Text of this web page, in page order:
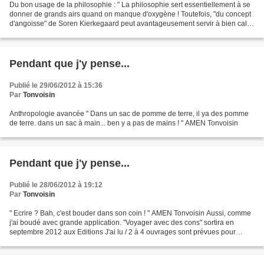
Du bon usage de la philosophie : " La philosophie sert essentiellement à se
donner de grands airs quand on manque d'oxygène ! Toutefois, "du concept
d'angoisse" de Soren Kierkegaard peut avantageusement servir à bien caler
Pendant que j'y pense...
Publié le 29/06/2012 à 15:36
Par Tonvoisin
Anthropologie avancée " Dans un sac de pomme de terre, il ya des pomme
de terre. dans un sac à main... ben y a pas de mains ! " AMEN Tonvoisin
Pendant que j'y pense...
Publié le 28/06/2012 à 19:12
Par Tonvoisin
" Ecrire ? Bah, c'est bouder dans son coin ! " AMEN Tonvoisin Aussi, comme
j'ai boudé avec grande application. "Voyager avec des cons" sortira en
septembre 2012 aux Editions J'ai lu / 2 à 4 ouvrages sont prévues pour